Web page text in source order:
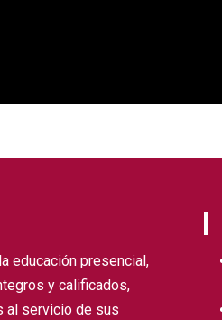
educación presencial,
y calificados,
al servicio de sus